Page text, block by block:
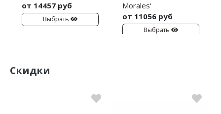
от 14457 руб
Выбрать
Morales'
от 11056 руб
Выбрать
Скидки